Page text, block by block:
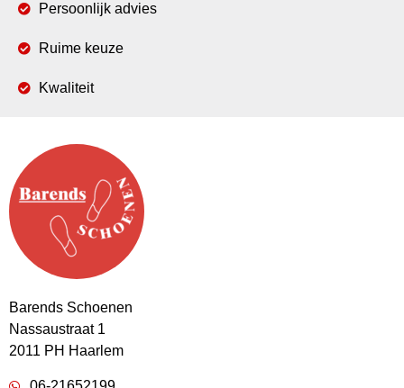
Persoonlijk advies
Ruime keuze
Kwaliteit
Barends Schoenen
Nassaustraat 1
2011 PH Haarlem